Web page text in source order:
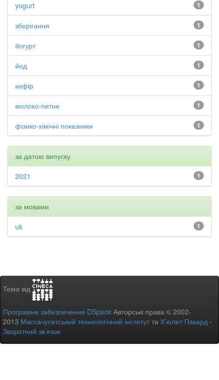
1
yogurt
1
зберігання
1
йогурт
1
йод
1
кефір
1
молоко-питне
1
фізико-хімічні показники
за датою випуску
1
2021
за мовами
1
uk
Тема від
Програмне забезпечення DSpace Авторські права © 2002-
2013 Массачусетський технологічний інститутта Х’юлет Пакард -
Зворотний зв’язок